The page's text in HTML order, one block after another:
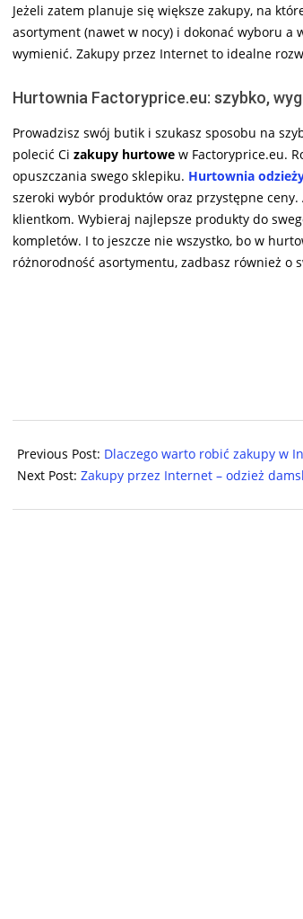
Jeżeli zatem planuje się większe zakupy, na
asortyment (nawet w nocy) i dokonać wyboru
wymienić. Zakupy przez Internet to idealne
Hurtownia Factoryprice.eu: szybko,
Prowadzisz swój butik i szukasz sposobu na
polecić Ci zakupy hurtowe w Factoryprice.eu.
opuszczania swego sklepiku. Hurtownia
szeroki wybór produktów oraz przystępne ceny.
klientkom. Wybieraj najlepsze produkty do
kompletów. I to jeszcze nie wszystko, bo w
różnorodność asortymentu, zadbasz również o
12-
13
Previous Post: Dlaczego warto robić zakupy w
Next Post: Zakupy przez Internet – odzież